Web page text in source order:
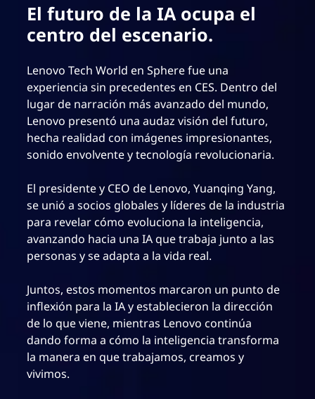
El futuro de la IA ocupa el
centro del escenario.
Lenovo Tech World en Sphere fue una
experiencia sin precedentes en CES. Dentro del
lugar de narración más avanzado del mundo,
Lenovo presentó una audaz visión del futuro,
hecha realidad con imágenes impresionantes,
sonido envolvente y tecnología revolucionaria.
El presidente y CEO de Lenovo, Yuanqing Yang,
se unió a socios globales y líderes de la industria
para revelar cómo evoluciona la inteligencia,
avanzando hacia una IA que trabaja junto a las
personas y se adapta a la vida real.
Juntos, estos momentos marcaron un punto de
inflexión para la IA y establecieron la dirección
de lo que viene, mientras Lenovo continúa
dando forma a cómo la inteligencia transforma
la manera en que trabajamos, creamos y
vivimos.